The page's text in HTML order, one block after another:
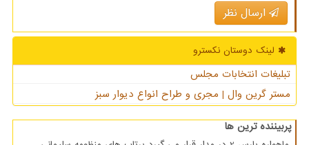
ارسال نظر
لینک دوستان نكسترو
تبلیغات انتخابات مجلس
مستر گرین وال | مجری و طراح انواع دیوار سبز
پربیننده ترین ها